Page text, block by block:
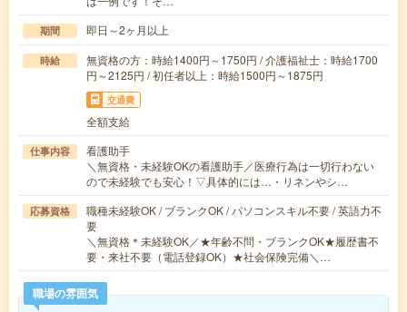
期間 即日～2ヶ月以上
時給
無資格の方：時給1400円～1750円 / 介護福祉士：時給1700
円～2125円 / 初任者以上：時給1500円～1875円
交通費
全額支給
仕事内容
看護助手
＼無資格・未経験OKの看護助手／医療行為は一切行わない
ので未経験でも安心！▽具体的には…・リネンやシ…
応募資格
職種未経験OK / ブランクOK / パソコンスキル不要 / 英語力不
要
＼無資格＊未経験OK／★年齢不問・ブランクOK★履歴書不
要・来社不要（電話登録OK）★社会保険完備＼…
職場の雰囲気